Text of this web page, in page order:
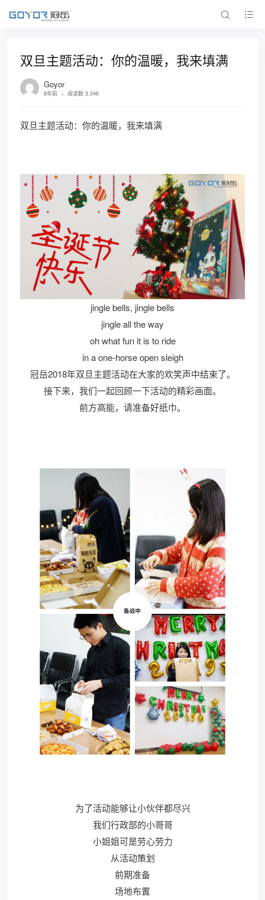
双旦主题活动：你的温暖，我来填满
Goyor
8年前 阅读数 3,346
双旦主题活动：你的温暖，我来填满
jingle bells, jingle bells
jingle all the way
oh what fun it is to ride
in a one-horse open sleigh
冠岳2018年双旦主题活动在大家的欢笑声中结束了。
接下来，我们一起回顾一下活动的精彩画面。
前方高能，请准备好纸巾。
为了活动能够让小伙伴都尽兴
我们行政部的小哥哥
小姐姐可是劳心劳力
从活动策划
前期准备
场地布置